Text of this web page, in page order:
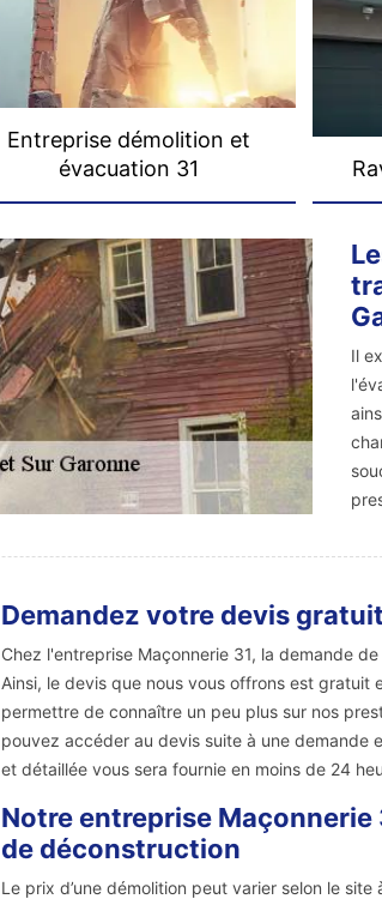
Entreprise démolition et
évacuation 31
Il
Demandez votre devis
Chez l'entreprise Maçonnerie 31, la demande
Ainsi, le devis que nous vous offrons est
permettre de connaître un peu plus sur nos
pouvez accéder au devis suite à une demande
et détaillée vous sera fournie en moins de 24
Notre entreprise
de déconstruction
Le prix d’une démolition peut varier selon le